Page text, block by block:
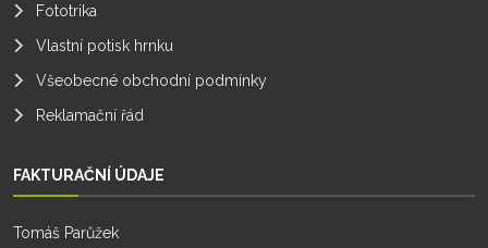
Fototrika
Vlastní potisk hrnku
Všeobecné obchodní podmínky
Reklamační řád
FAKTURAČNÍ ÚDAJE
Tomáš Parůžek